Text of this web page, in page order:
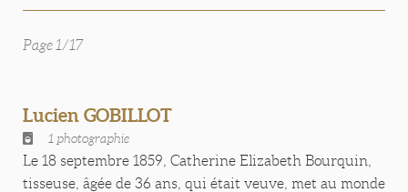
Page 1/17
Lucien GOBILLOT
1 photographie
Le 18 septembre 1859, Catherine Elizabeth Bourquin,
tisseuse, âgée de 36 ans, qui était veuve, met au monde